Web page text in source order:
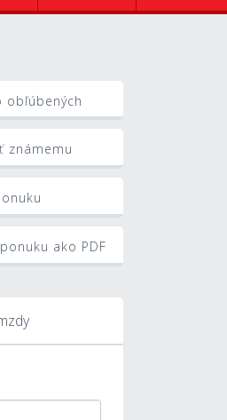
obľúbených
známemu
ako PDF